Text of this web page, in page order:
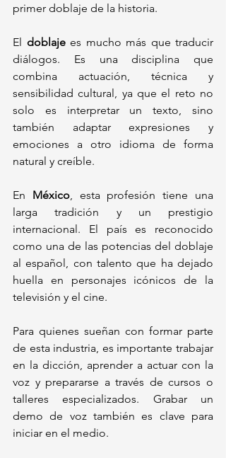
primer doblaje de la historia.
El doblaje es mucho más que traducir
diálogos. Es una disciplina que
combina actuación, técnica y
sensibilidad cultural, ya que el reto no
solo es interpretar un texto, sino
también adaptar expresiones y
emociones a otro idioma de forma
natural y creíble.
En México, esta profesión tiene una
larga tradición y un prestigio
internacional. El país es reconocido
como una de las potencias del doblaje
al español, con talento que ha dejado
huella en personajes icónicos de la
televisión y el cine.
Para quienes sueñan con formar parte
de esta industria, es importante trabajar
en la dicción, aprender a actuar con la
voz y prepararse a través de cursos o
talleres especializados. Grabar un
demo de voz también es clave para
iniciar en el medio.